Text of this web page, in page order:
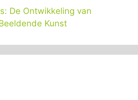
De Ontwikkeling van
Kunst